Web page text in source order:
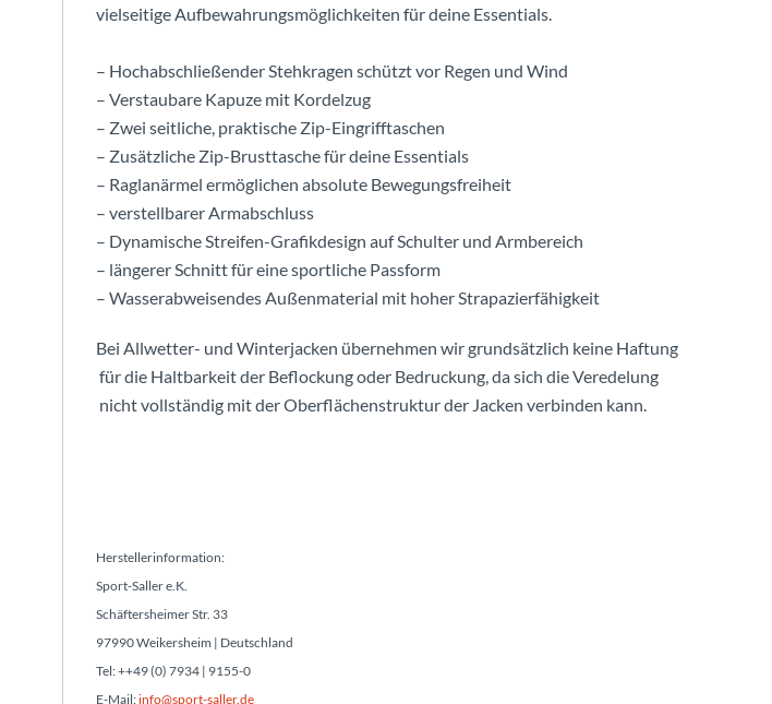
vielseitige Aufbewahrungsmöglichkeiten für deine Essentials.
– Hochabschließender Stehkragen schützt vor Regen und Wind
– Verstaubare Kapuze mit Kordelzug
– Zwei seitliche, praktische Zip-Eingrifftaschen
– Zusätzliche Zip-Brusttasche für deine Essentials
– Raglanärmel ermöglichen absolute Bewegungsfreiheit
– verstellbarer Armabschluss
– Dynamische Streifen-Grafikdesign auf Schulter und Armbereich
– längerer Schnitt für eine sportliche Passform
– Wasserabweisendes Außenmaterial mit hoher Strapazierfähigkeit
Bei Allwetter- und Winterjacken übernehmen wir grundsätzlich keine Haftung
für die Haltbarkeit der Beflockung oder Bedruckung, da sich die Veredelung
nicht vollständig mit der Oberflächenstruktur der Jacken verbinden kann.
Herstellerinformation:
Sport-Saller e.K.
Schäftersheimer Str. 33
97990 Weikersheim | Deutschland
Tel: ++49 (0) 7934 | 9155-0
E-Mail:info@sport-saller.de